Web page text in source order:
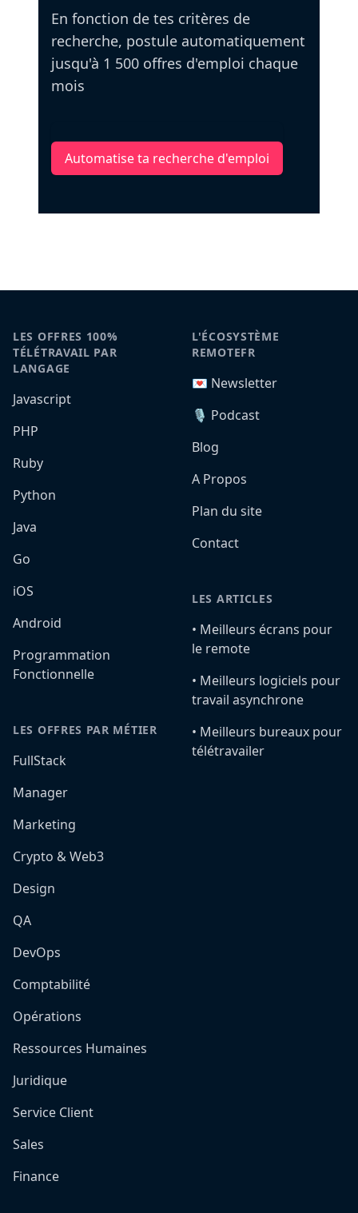
En fonction de tes critères de
recherche, postule automatiquement
jusqu'à 1 500 offres d'emploi chaque
mois
Automatise ta recherche d'emploi
LES OFFRES 100%
TÉLÉTRAVAIL PAR
LANGAGE
Javascript
PHP
Ruby
Python
Java
Go
iOS
Android
Programmation
Fonctionnelle
LES OFFRES PAR MÉTIER
FullStack
Manager
Marketing
Crypto & Web3
Design
QA
DevOps
Comptabilité
Opérations
Ressources Humaines
Juridique
Service Client
Sales
Finance
L'ÉCOSYSTÈME
REMOTEFR
💌 Newsletter
🎙️ Podcast
Blog
A Propos
Plan du site
Contact
LES ARTICLES
•️ Meilleurs écrans pour
le remote
•️ Meilleurs logiciels pour
travail asynchrone
•️ Meilleurs bureaux pour
télétravailer